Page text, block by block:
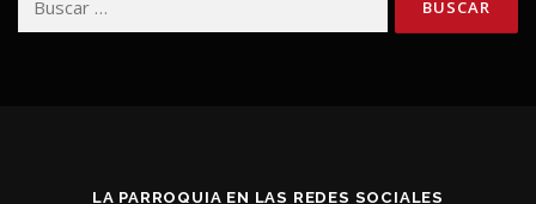
LA PARROQUIA EN LAS REDES SOCIALES